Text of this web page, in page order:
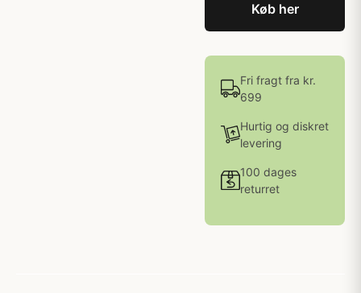
Køb her
Fri fragt fra kr.
699
Hurtig og diskret
levering
100 dages
returret